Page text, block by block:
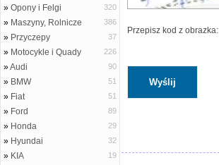
» Opony i Felgi 320
» Maszyny, Rolnicze 386
» Przyczepy 37
» Motocykle i Quady 226
»Audi 90
» BMW 51
» Fiat 51
» Ford 89
» Honda 29
» Hyundai 32
» KIA 19
Przepisz kod z obrazka: